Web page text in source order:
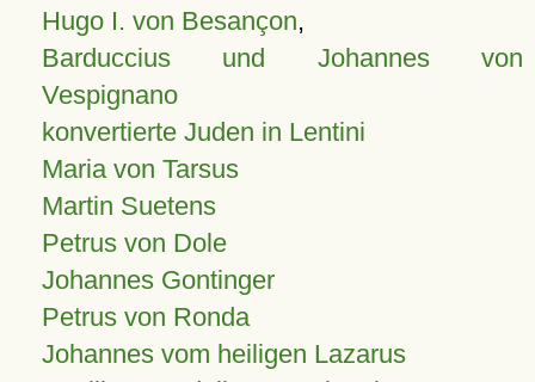
Hugo I. von Besançon,
Barduccius und Johannes von
Vespignano
konvertierte Juden in Lentini
Maria von Tarsus
Martin Suetens
Petrus von Dole
Johannes Gontinger
Petrus von Ronda
Johannes vom heiligen Lazarus